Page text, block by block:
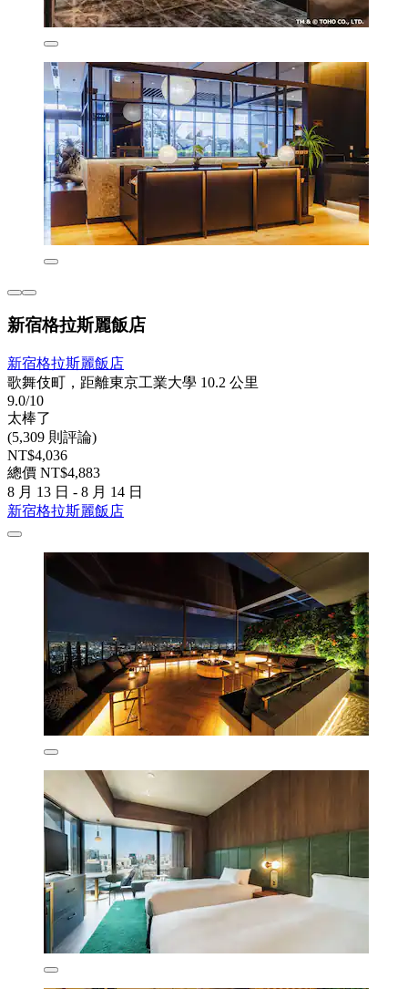
新宿格拉斯麗飯店
新宿格拉斯麗飯店
歌舞伎町，距離東京工業大學 10.2 公里
9.0/10
太棒了
(5,309 則評論)
NT$4,036
總價 NT$4,883
8 月 13 日 - 8 月 14 日
新宿格拉斯麗飯店